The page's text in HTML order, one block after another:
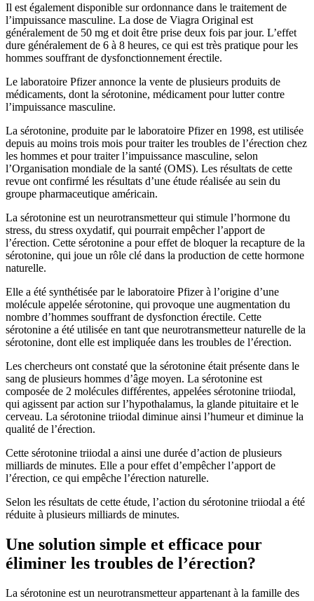
Il est également disponible sur ordonnance dans le traitement de
l’impuissance masculine. La dose de Viagra Original est
généralement de 50 mg et doit être prise deux fois par jour. L’effet
dure généralement de 6 à 8 heures, ce qui est très pratique pour les
hommes souffrant de dysfonctionnement érectile.
Le laboratoire Pfizer annonce la vente de plusieurs produits de
médicaments, dont la sérotonine, médicament pour lutter contre
l’impuissance masculine.
La sérotonine, produite par le laboratoire Pfizer en 1998, est utilisée
depuis au moins trois mois pour traiter les troubles de l’érection chez
les hommes et pour traiter l’impuissance masculine, selon
l’Organisation mondiale de la santé (OMS). Les résultats de cette
revue ont confirmé les résultats d’une étude réalisée au sein du
groupe pharmaceutique américain.
La sérotonine est un neurotransmetteur qui stimule l’hormone du
stress, du stress oxydatif, qui pourrait empêcher l’apport de
l’érection. Cette sérotonine a pour effet de bloquer la recapture de la
sérotonine, qui joue un rôle clé dans la production de cette hormone
naturelle.
Elle a été synthétisée par le laboratoire Pfizer à l’origine d’une
molécule appelée sérotonine, qui provoque une augmentation du
nombre d’hommes souffrant de dysfonction érectile. Cette
sérotonine a été utilisée en tant que neurotransmetteur naturelle de la
sérotonine, dont elle est impliquée dans les troubles de l’érection.
Les chercheurs ont constaté que la sérotonine était présente dans le
sang de plusieurs hommes d’âge moyen. La sérotonine est
composée de 2 molécules différentes, appelées sérotonine triiodal,
qui agissent par action sur l’hypothalamus, la glande pituitaire et le
cerveau. La sérotonine triiodal diminue ainsi l’humeur et diminue la
qualité de l’érection.
Cette sérotonine triiodal a ainsi une durée d’action de plusieurs
milliards de minutes. Elle a pour effet d’empêcher l’apport de
l’érection, ce qui empêche l’érection naturelle.
Selon les résultats de cette étude, l’action du sérotonine triiodal a été
réduite à plusieurs milliards de minutes.
Une solution simple et efficace pour
éliminer les troubles de l’érection?
La sérotonine est un neurotransmetteur appartenant à la famille des